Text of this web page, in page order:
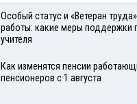
Особый статус и «Ветеран
работы: какие меры поддержки
учителя
Как изменятся пенсии
пенсионеров с 1 августа